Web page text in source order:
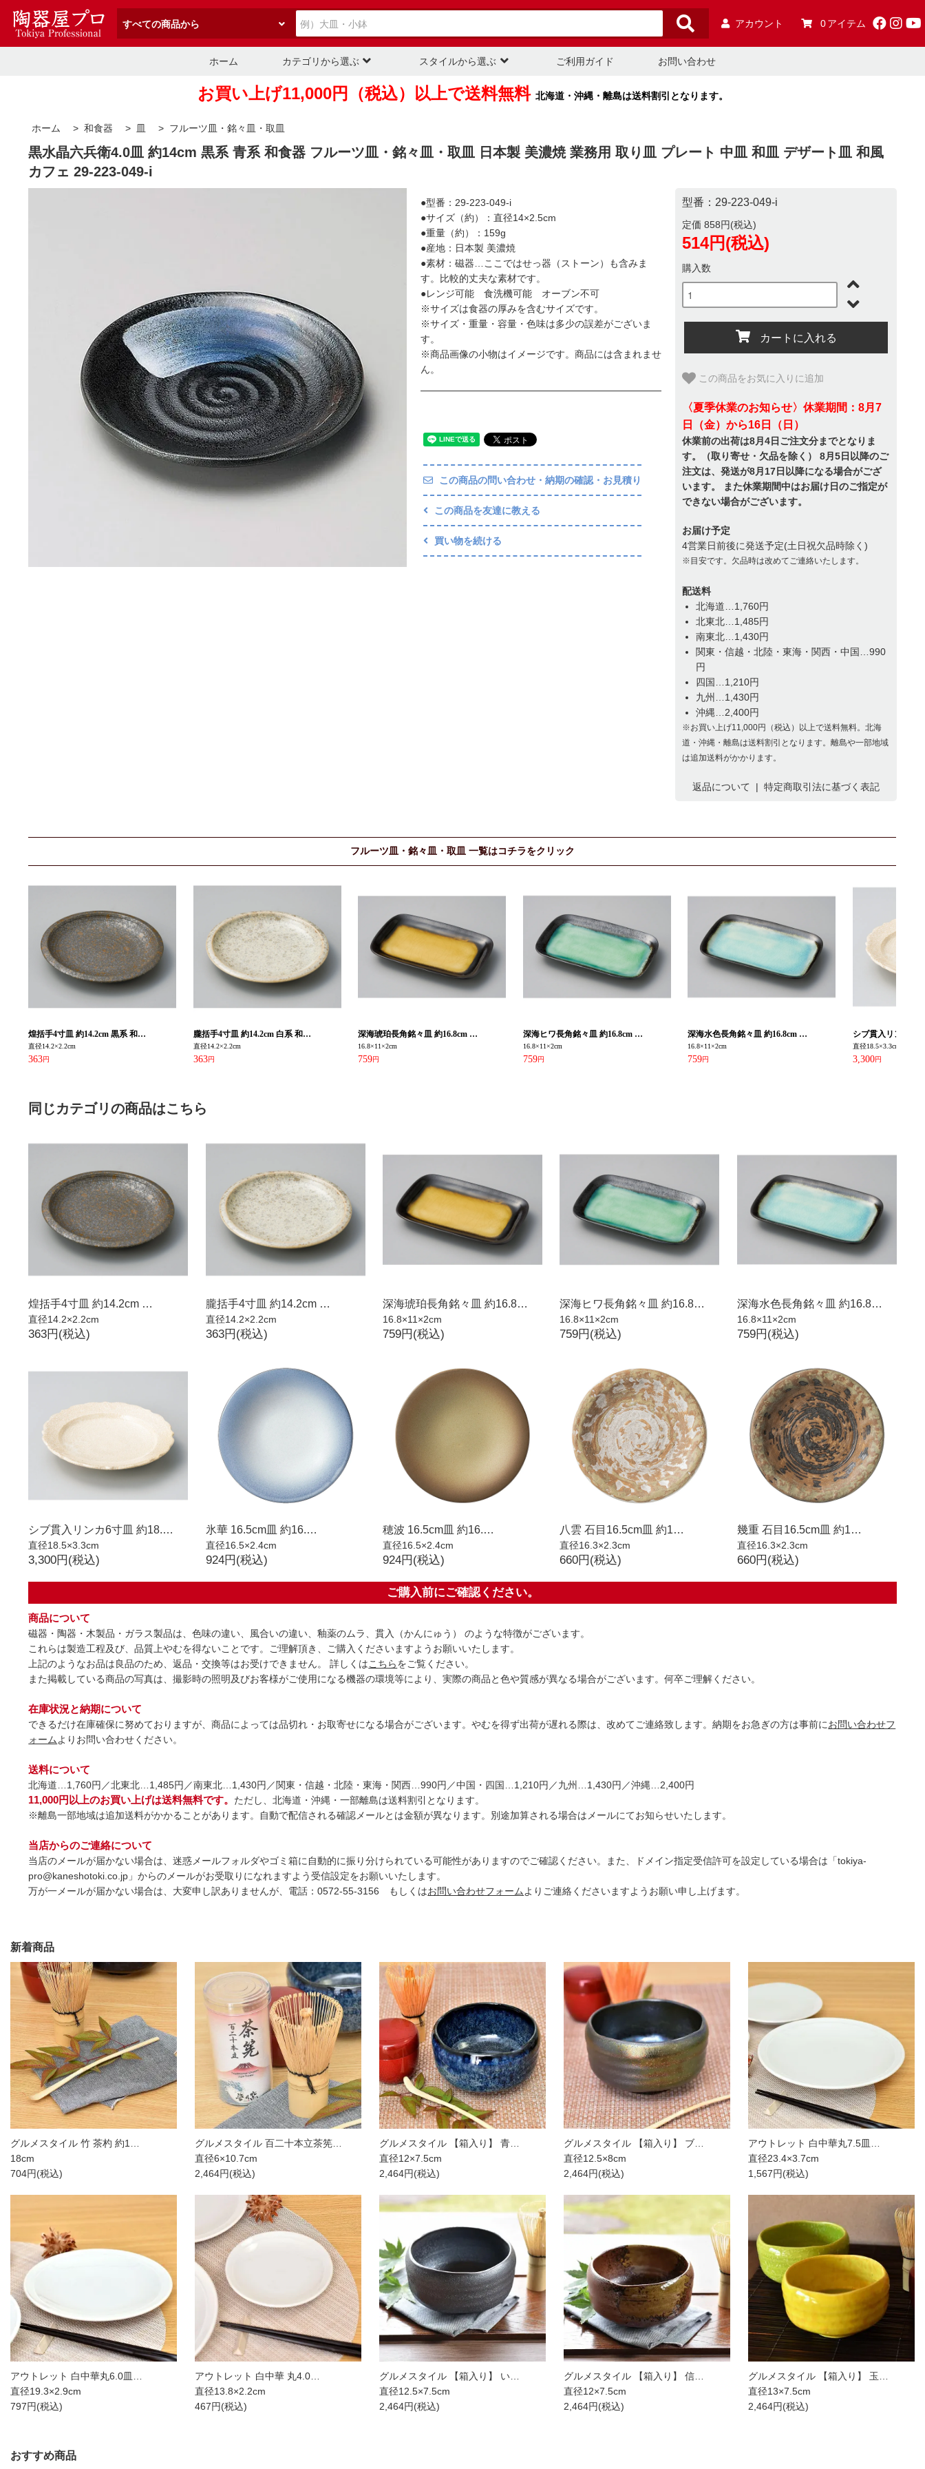
アカウント 0アイテム
ホーム カテゴリから選ぶ スタイルから選ぶ ご利用ガイド お問い合わせ
お買い上げ11,000円（税込）以上で送料無料 北海道・沖縄・離島は送料割引となります。
ホーム >和食器 > 皿 > フルーツ皿・銘々皿・取皿
黒水晶六兵衛4.0皿 約14cm 黒系 青系 和食器 フルーツ皿・銘々皿・取皿 日本製 美濃焼 業務用 取り皿 プレート 中皿 和皿 デザート皿 和風
カフェ 29-223-049-i
●型番：29-223-049-i
●サイズ（約）：直径14×2.5cm
●重量（約）：159g
●産地：日本製 美濃焼
●素材：磁器…ここではせっ器（ストーン）も含みま
す。比較的丈夫な素材です。
●レンジ可能 食洗機可能 オーブン不可
※サイズは食器の厚みを含むサイズです。
※サイズ・重量・容量・色味は多少の誤差がございま
す。
※商品画像の小物はイメージです。商品には含まれませ
ん。
この商品の問い合わせ・納期の確認・お見積り
この商品を友達に教える
買い物を続ける
型番：29-223-049-i
定価 858円(税込)
514円(税込)
購入数
カートに入れる
この商品をお気に入りに追加
〈夏季休業のお知らせ〉休業期間：8月7
日（金）から16日（日）
休業前の出荷は8月4日ご注文分までとなりま
す。（取り寄せ・欠品を除く） 8月5日以降のご
注文は、発送が8月17日以降になる場合がござ
います。 また休業期間中はお届け日のご指定が
できない場合がございます。
お届け予定
4営業日前後に発送予定(土日祝欠品時除く)
※目安です。欠品時は改めてご連絡いたします。
配送料
北海道…1,760円
北東北…1,485円
南東北…1,430円
関東・信越・北陸・東海・関西・中国…990
円
四国…1,210円
九州…1,430円
沖縄…2,400円
※お買い上げ11,000円（税込）以上で送料無料。北海
道・沖縄・離島は送料割引となります。離島や一部地域
は追加送料がかかります。
返品について | 特定商取引法に基づく表記
同じカテゴリの商品はこちら
煌括手4寸皿 約14.2cm …
直径14.2×2.2cm
363円(税込)
朧括手4寸皿 約14.2cm …
直径14.2×2.2cm
363円(税込)
深海琥珀長角銘々皿 約16.8…
16.8×11×2cm
759円(税込)
深海ヒワ長角銘々皿 約16.8…
16.8×11×2cm
759円(税込)
深海水色長角銘々皿 約16.8…
16.8×11×2cm
759円(税込)
シブ貫入リンカ6寸皿 約18.…
直径18.5×3.3cm
3,300円(税込)
氷華 16.5cm皿 約16.…
直径16.5×2.4cm
924円(税込)
穂波 16.5cm皿 約16.…
直径16.5×2.4cm
924円(税込)
八雲 石目16.5cm皿 約1…
直径16.3×2.3cm
660円(税込)
幾重 石目16.5cm皿 約1…
直径16.3×2.3cm
660円(税込)
ご購入前にご確認ください。
商品について
磁器・陶器・木製品・ガラス製品は、色味の違い、風合いの違い、釉薬のムラ、貫入（かんにゅう） のような特徴がございます。
これらは製造工程及び、品質上やむを得ないことです。ご理解頂き、ご購入くださいますようお願いいたします。
上記のようなお品は良品のため、返品・交換等はお受けできません。 詳しくはこちらをご覧ください。
また掲載している商品の写真は、撮影時の照明及びお客様がご使用になる機器の環境等により、実際の商品と色や質感が異なる場合がございます。何卒ご理解ください。
在庫状況と納期について
できるだけ在庫確保に努めておりますが、商品によっては品切れ・お取寄せになる場合がございます。やむを得ず出荷が遅れる際は、改めてご連絡致します。納期をお急ぎの方は事前にお問い合わせフ
ォーム よりお問い合わせください。
送料について
北海道…1,760円／北東北…1,485円／南東北…1,430円／関東・信越・北陸・東海・関西…990円／中国・四国…1,210円／九州…1,430円／沖縄…2,400円
11,000円以上のお買い上げは送料無料です。 ただし、北海道・沖縄・一部離島は送料割引となります。
※離島一部地域は追加送料がかかることがあります。自動で配信される確認メールとは金額が異なります。別途加算される場合はメールにてお知らせいたします。
当店からのご連絡について
当店のメールが届かない場合は、迷惑メールフォルダやゴミ箱に自動的に振り分けられている可能性がありますのでご確認ください。また、ドメイン指定受信許可を設定している場合は「tokiya-
pro@kaneshotoki.co.jp」からのメールがお受取りになれますよう受信設定をお願いいたします。
万が一メールが届かない場合は、大変申し訳ありませんが、電話：0572-55-3156 もしくはお問い合わせフォーム よりご連絡くださいますようお願い申し上げます。
新着商品
グルメスタイル 竹 茶杓 約1…
18cm
704円(税込)
グルメスタイル 百二十本立茶筅…
直径6×10.7cm
2,464円(税込)
グルメスタイル 【箱入り】 青…
直径12×7.5cm
2,464円(税込)
グルメスタイル 【箱入り】 ブ…
直径12.5×8cm
2,464円(税込)
アウトレット 白中華丸7.5皿…
直径23.4×3.7cm
1,567円(税込)
アウトレット 白中華丸6.0皿…
直径19.3×2.9cm
797円(税込)
アウトレット 白中華 丸4.0…
直径13.8×2.2cm
467円(税込)
グルメスタイル 【箱入り】 い…
直径12.5×7.5cm
2,464円(税込)
グルメスタイル 【箱入り】 信…
直径12×7.5cm
2,464円(税込)
グルメスタイル 【箱入り】 玉…
直径13×7.5cm
2,464円(税込)
おすすめ商品